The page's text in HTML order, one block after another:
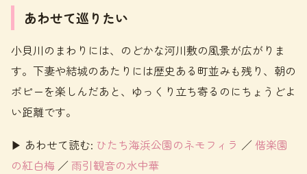
あわせて巡りたい
小貝川のまわりには、のどかな河川敷の風景が広がりま
す。下妻や結城のあたりには歴史ある町並みも残り、朝の
ポピーを楽しんだあと、ゆっくり立ち寄るのにちょうどよ
い距離です。
▶ あわせて読む: ひたち海浜公園のネモフィラ ／ 偕楽園
の紅白梅 ／ 雨引観音の水中華